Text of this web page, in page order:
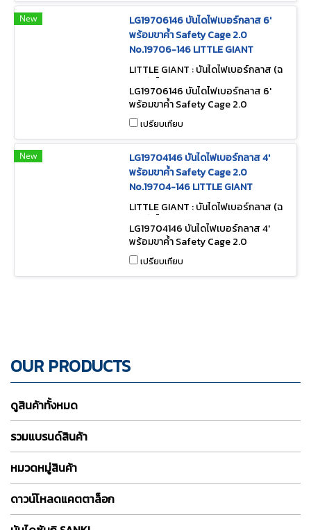
New
LG19706146 บันไดไฟเบอร์กลาส 6'
พร้อมขาค้ำ Safety Cage 2.0
No.19706-146 LITTLE GIANT
LITTLE GIANT : บันไดไฟเบอร์กลาส (ฉ
นวนกันไฟ) LG19706146
LG19706146 บันไดไฟเบอร์กลาส 6'
พร้อมขาค้ำ Safety Cage 2.0
No.19706-146 LITTLE GIANT
เปรียบเทียบ
New
LG19704146 บันไดไฟเบอร์กลาส 4'
พร้อมขาค้ำ Safety Cage 2.0
No.19704-146 LITTLE GIANT
LITTLE GIANT : บันไดไฟเบอร์กลาส (ฉ
นวนกันไฟ) LG19704146
LG19704146 บันไดไฟเบอร์กลาส 4'
พร้อมขาค้ำ Safety Cage 2.0
No.19704-146 LITTLE GIANT
เปรียบเทียบ
OUR PRODUCTS
ดูสินค้าทั้งหมด
รวมแบรนด์สินค้า
หมวดหมู่สินค้า
ดาวน์โหลดแคตตาล็อก